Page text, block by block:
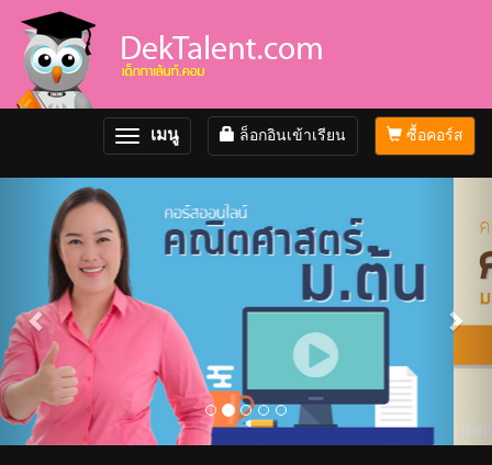
ซื้อคอร์ส
ล็อกอินเข้าเรียน
Toggle
navigation
เมนู
Previous